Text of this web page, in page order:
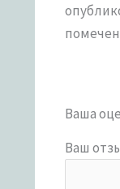
Ваша
Ваш